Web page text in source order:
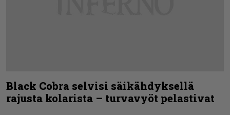
Black Cobra selvisi säikähdyksellä
rajusta kolarista – turvavyöt pelastivat